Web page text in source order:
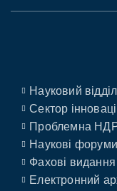
Науковий відділ
Сектор
Проблемна
Наукові форуми
Фахові видання
Електронний